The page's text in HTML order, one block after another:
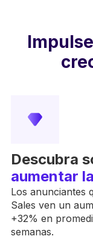
Descubra
aumentar
Los anunciantes
Sales ven un
+32% en
semanas.